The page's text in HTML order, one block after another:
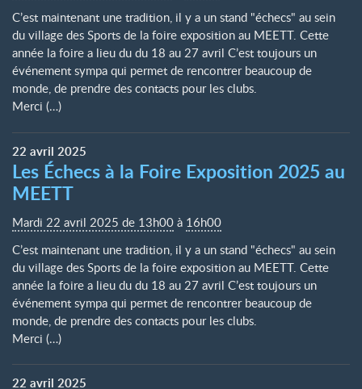
C’est maintenant une tradition, il y a un stand "échecs" au sein
du village des Sports de la foire exposition au MEETT. Cette
année la foire a lieu du du 18 au 27 avril C’est toujours un
événement sympa qui permet de rencontrer beaucoup de
monde, de prendre des contacts pour les clubs.
Merci (…)
22 avril 2025
Les Échecs à la Foire Exposition 2025 au
MEETT
Mardi 22 avril 2025 de 13h00 à 16h00
C’est maintenant une tradition, il y a un stand "échecs" au sein
du village des Sports de la foire exposition au MEETT. Cette
année la foire a lieu du du 18 au 27 avril C’est toujours un
événement sympa qui permet de rencontrer beaucoup de
monde, de prendre des contacts pour les clubs.
Merci (…)
22 avril 2025